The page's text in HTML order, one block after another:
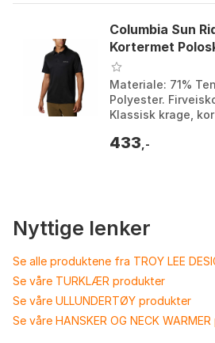
Columbia Sun
Kortermet
Materiale: 71%
Polyester.
Klassisk krage,
Black....
433 ,-
Nyttige lenker
Se alle produktene fra TROY LEE
Se våre TURKLÆR produkter
Se våre ULLUNDERTØY produkter
Se våre HANSKER OG NECK